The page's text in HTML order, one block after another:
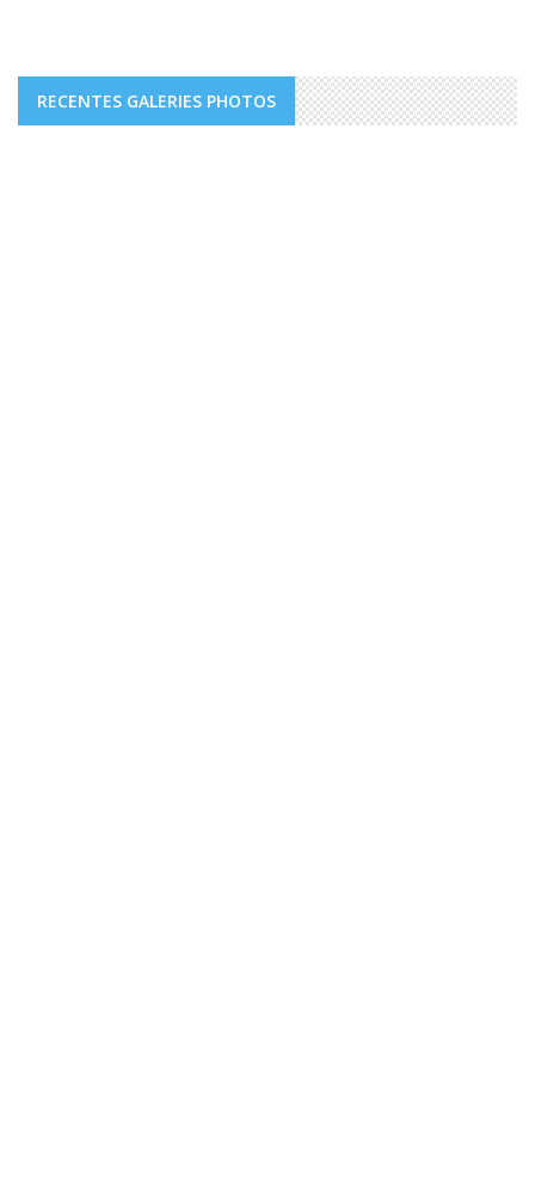
RECENTES GALERIES PHOTOS